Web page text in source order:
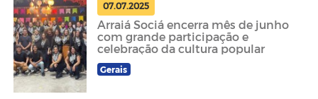
07.07.2025
Arraiá Sociá encerra mês de junho
com grande participação e
celebração da cultura popular
Gerais